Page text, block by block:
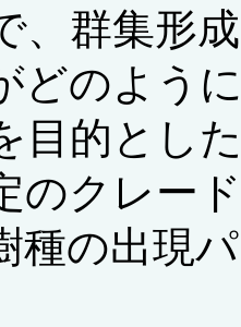
、群集形
どのよう
目的とし
のクレー
種の出現